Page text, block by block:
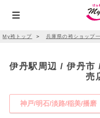
My袴トップ ＞ 兵庫県の袴ショップ
伊丹駅周辺 / 伊丹市
売
神戸/明石/淡路/稲美/播磨